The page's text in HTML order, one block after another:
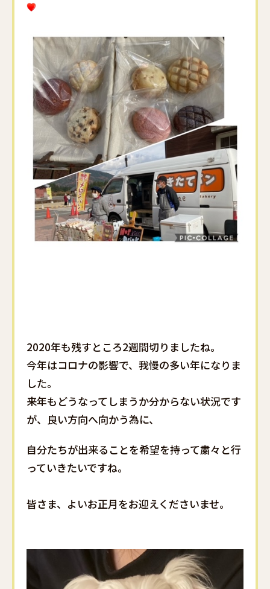
2020年も残すところ2週間切りましたね。
今年はコロナの影響で、我慢の多い年になりま
した。
来年もどうなってしまうか分からない状況です
が、良い方向へ向かう為に、
自分たちが出来ることを希望を持って粛々と行
っていきたいですね。
皆さま、よいお正月をお迎えくださいませ。